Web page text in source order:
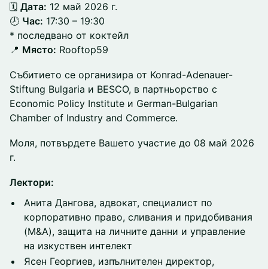
🗓️ Дата: 12 май 2026 г.
🕗 Час: 17:30 – 19:30
* последвано от коктейл
📍 Място: Rooftop59
Събитието се организира от Konrad-Adenauer-
Stiftung Bulgaria и BESCO, в партньорство с
Economic Policy Institute и German-Bulgarian
Chamber of Industry and Commerce.
Моля, потвърдете Вашето участие до 08 май 2026
г.
Лектори:
Анита Дангова, адвокат, специалист по
корпоративно право, сливания и придобивания
(M&A), защита на личните данни и управление
на изкуствен интелект
Ясен Георгиев, изпълнителен директор,